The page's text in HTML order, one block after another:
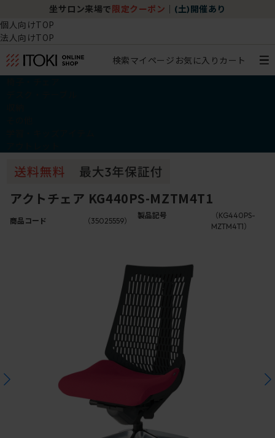
坐サロン来場で 限定クーポン (土)開催あり
個人向けTOP
法人向けTOP
検索マイページ お気に入り カート
アクトチェア KG440PS-MZTM4T1
商品コード （35025559）
製品記号
（KG440PS-
MZTM4T1）